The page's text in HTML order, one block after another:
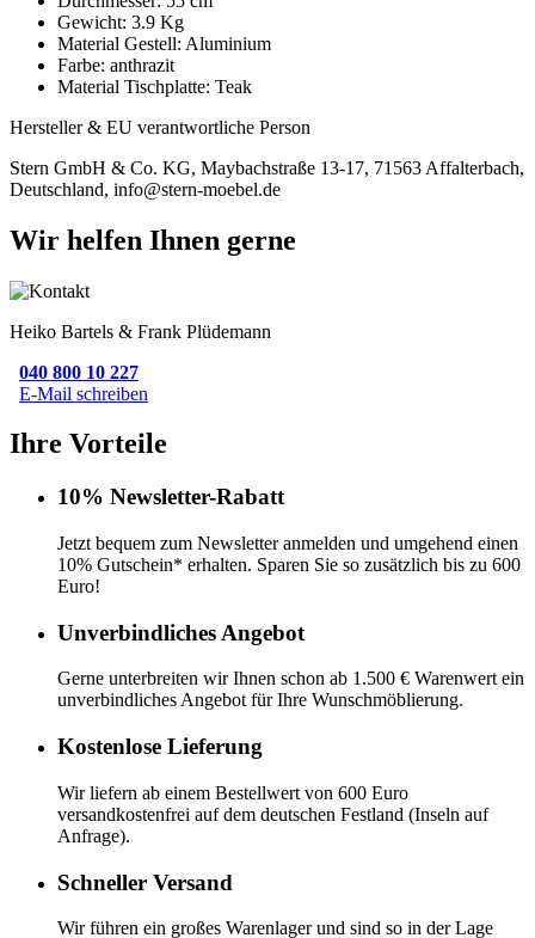
Gewicht: 3.9 Kg
Material Gestell: Aluminium
Farbe: anthrazit
Material Tischplatte: Teak
Hersteller & EU verantwortliche Person
Stern GmbH & Co. KG, Maybachstraße 13-17, 71563 Affalterbach,
Deutschland, info@stern-moebel.de
Wir helfen Ihnen gerne
Heiko Bartels & Frank Plüdemann
040 800 10 227
E-Mail schreiben
Ihre Vorteile
10% Newsletter-Rabatt
Jetzt bequem zum Newsletter anmelden und umgehend einen
10% Gutschein* erhalten. Sparen Sie so zusätzlich bis zu 600
Euro!
Unverbindliches Angebot
Gerne unterbreiten wir Ihnen schon ab 1.500 € Warenwert ein
unverbindliches Angebot für Ihre Wunschmöblierung.
Kostenlose Lieferung
Wir liefern ab einem Bestellwert von 600 Euro
versandkostenfrei auf dem deutschen Festland (Inseln auf
Anfrage).
Schneller Versand
Wir führen ein großes Warenlager und sind so in der Lage